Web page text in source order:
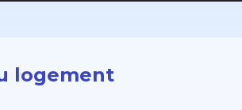
logement